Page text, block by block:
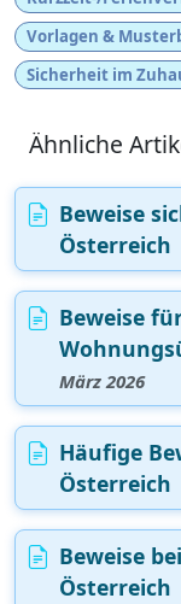
Vorlagen &
Sicherheit im
Ähnliche
Beweise
Österreich
Beweise
März 2026
Häufige
Österreich
Beweise
Österreich